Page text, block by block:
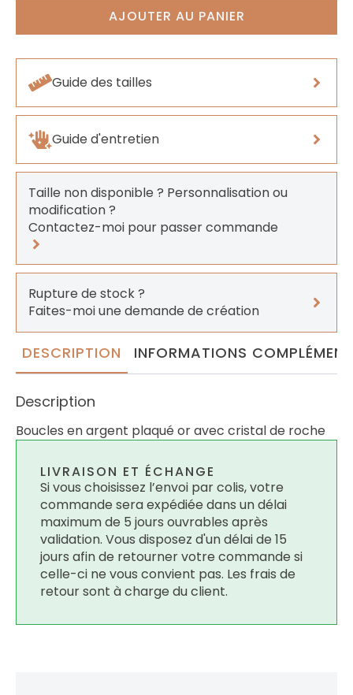
AJOUTER AU PANIER
Guide des tailles
Guide d'entretien
Taille non disponible ? Personnalisation ou
modification ?
Contactez-moi pour passer commande
Rupture de stock ?
Faites-moi une demande de création
DESCRIPTION INFORMATIONS
Description
Boucles en argent plaqué or avec cristal de roche
LIVRAISON ET ÉCHANGE
Si vous choisissez l’envoi par colis, votre
commande sera expédiée dans un délai
maximum de 5 jours ouvrables après
validation. Vous disposez d'un délai de 15
jours afin de retourner votre commande si
celle-ci ne vous convient pas. Les frais de
retour sont à charge du client.